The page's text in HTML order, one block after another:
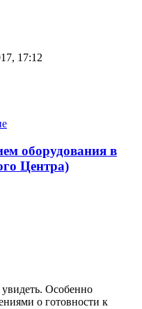
17:12
оборудования в
Центра)
Особенно
о готовности к